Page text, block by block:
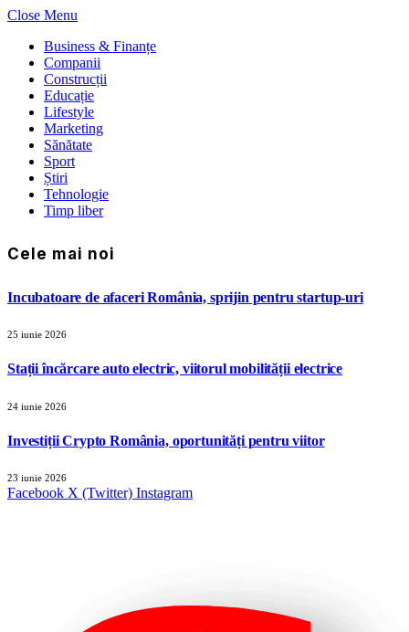
Close Menu
Business & Finanțe
Companii
Construcții
Educație
Lifestyle
Marketing
Sănătate
Sport
Știri
Tehnologie
Timp liber
Cele mai noi
Incubatoare de afaceri România, sprijin pentru startup-uri
25 iunie 2026
Stații încărcare auto electric, viitorul mobilității electrice
24 iunie 2026
Investiții Crypto România, oportunități pentru viitor
23 iunie 2026
Facebook X (Twitter) Instagram